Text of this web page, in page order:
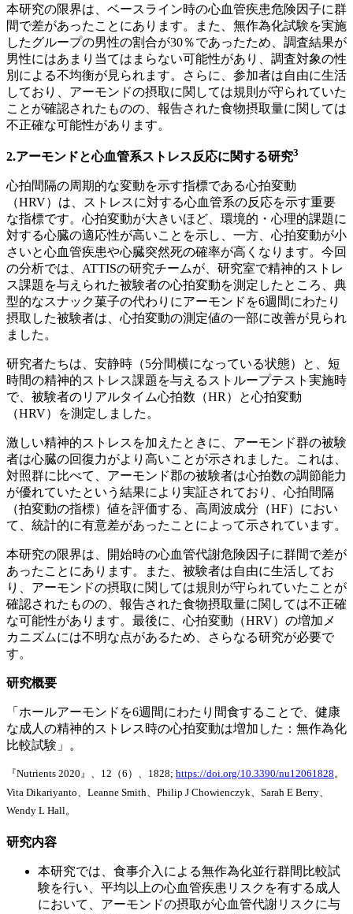
本研究の限界は、ベースライン時の心血管疾患危険因子に群
間で差があったことにあります。また、無作為化試験を実施
したグループの男性の割合が30％であったため、調査結果が
男性にはあまり当てはまらない可能性があり、調査対象の性
別による不均衡が見られます。さらに、参加者は自由に生活
しており、アーモンドの摂取に関しては規則が守られていた
ことが確認されたものの、報告された食物摂取量に関しては
不正確な可能性があります。
2.アーモンドと心血管系ストレス反応に関する研究3
心拍間隔の周期的な変動を示す指標である心拍変動
（HRV）は、ストレスに対する心血管系の反応を示す重要
な指標です。心拍変動が大きいほど、環境的・心理的課題に
対する心臓の適応性が高いことを示し、一方、心拍変動が小
さいと心血管疾患や心臓突然死の確率が高くなります。今回
の分析では、ATTISの研究チームが、研究室で精神的ストレ
ス課題を与えられた被験者の心拍変動を測定したところ、典
型的なスナック菓子の代わりにアーモンドを6週間にわたり
摂取した被験者は、心拍変動の測定値の一部に改善が見られ
ました。
研究者たちは、安静時（5分間横になっている状態）と、短
時間の精神的ストレス課題を与えるストループテスト実施時
で、被験者のリアルタイム心拍数（HR）と心拍変動
（HRV）を測定しました。
激しい精神的ストレスを加えたときに、アーモンド群の被験
者は心臓の回復力がより高いことが示されました。これは、
対照群に比べて、アーモンド郡の被験者は心拍数の調節能力
が優れていたという結果により実証されており、心拍間隔
（拍変動の指標）値を評価する、高周波成分（HF）におい
て、統計的に有意差があったことによって示されています。
本研究の限界は、開始時の心血管代謝危険因子に群間で差が
あったことにあります。また、被験者は自由に生活してお
り、アーモンドの摂取に関しては規則が守られていたことが
確認されたものの、報告された食物摂取量に関しては不正確
な可能性があります。最後に、心拍変動（HRV）の増加メ
カニズムには不明な点があるため、さらなる研究が必要で
す。
研究概要
「ホールアーモンドを6週間にわたり間食することで、健康
な成人の精神的ストレス時の心拍変動は増加した：無作為化
比較試験」。
『Nutrients 2020』、12（6）、1828; https://doi.org/10.3390/nu12061828。
Vita Dikariyanto、Leanne Smith、Philip J Chowienczyk、Sarah E Berry、
Wendy L Hall。
研究内容
本研究では、食事介入による無作為化並行群間比較試
験を行い、平均以上の心血管疾患リスクを有する成人
において、アーモンドの摂取が心血管代謝リスクに与